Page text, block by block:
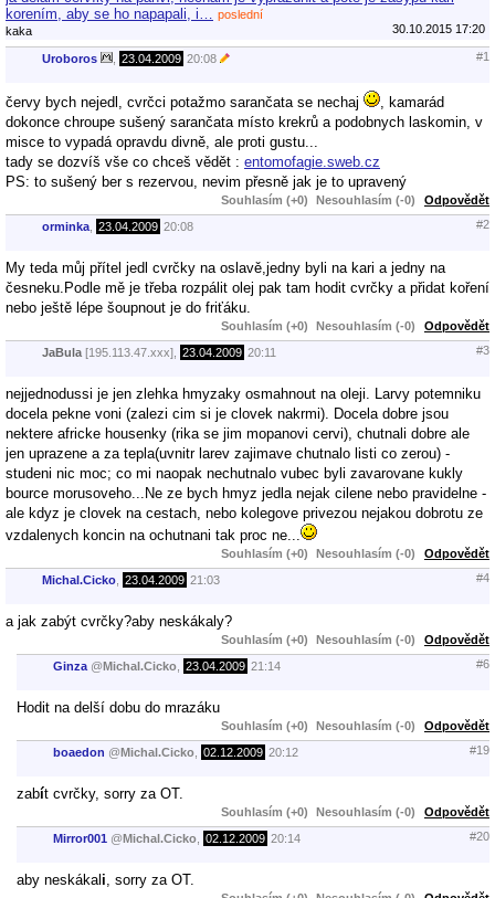
korením, aby se ho napapali, i…
poslední
kaka
30.10.2015 17:20
Uroboros 23.04.2009 20:08 #1
červy bych nejedl, cvrčci potažmo sarančata se nechaj
, kamarád
dokonce chroupe sušený sarančata místo krekrů a podobnych laskomin, v
misce to vypadá opravdu divně, ale proti gustu...
tady se dozvíš vše co chceš vědět : entomofagie.sweb.cz
PS: to sušený ber s rezervou, nevim přesně jak je to upravený
Souhlasím (+0) Nesouhlasím (-0) Odpovědět
orminka 23.04.2009 20:08 #2
My teda můj přítel jedl cvrčky na oslavě,jedny byli na kari a jedny na
česneku.Podle mě je třeba rozpálit olej pak tam hodit cvrčky a přidat koření
nebo ještě lépe šoupnout je do friťáku.
Souhlasím (+0) Nesouhlasím (-0) Odpovědět
JaBula [195.113.47.xxx], 23.04.2009 20:11 #3
nejjednodussi je jen zlehka hmyzaky osmahnout na oleji. Larvy potemniku
docela pekne voni (zalezi cim si je clovek nakrmi). Docela dobre jsou
nektere africke housenky (rika se jim mopanovi cervi), chutnali dobre ale
jen uprazene a za tepla(uvnitr larev zajimave chutnalo listi co zerou) -
studeni nic moc; co mi naopak nechutnalo vubec byli zavarovane kukly
bource morusoveho...Ne ze bych hmyz jedla nejak cilene nebo pravidelne -
ale kdyz je clovek na cestach, nebo kolegove privezou nejakou dobrotu ze
vzdalenych koncin na ochutnani tak proc ne...
Souhlasím (+0) Nesouhlasím (-0) Odpovědět
Michal.Cicko 23.04.2009 21:03 #4
a jak zabýt cvrčky?aby neskákaly?
Souhlasím (+0) Nesouhlasím (-0) Odpovědět
Ginza @Michal.Cicko 23.04.2009 21:14 #6
Hodit na delší dobu do mrazáku
Souhlasím (+0) Nesouhlasím (-0) Odpovědět
boaedon @Michal.Cicko 02.12.2009 20:12 #19
zabít cvrčky, sorry za OT.
Souhlasím (+0) Nesouhlasím (-0) Odpovědět
Mirror001 @Michal.Cicko 02.12.2009 20:14 #20
aby neskákali , sorry za OT.